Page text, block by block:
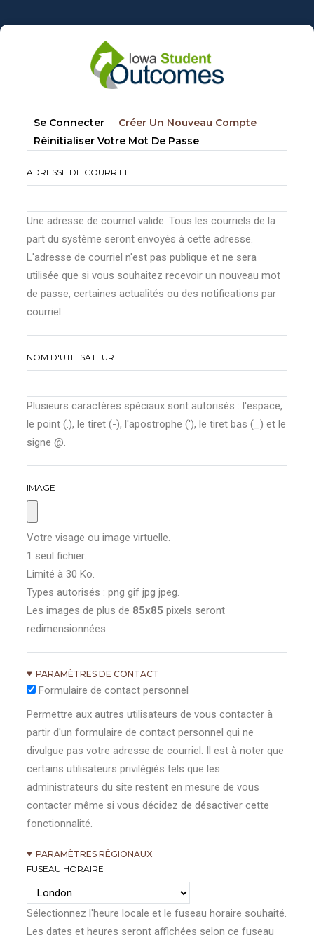
au
Onglets
principaux
Se Connecter Créer Un Nouveau Compte
Réinitialiser Votre Mot De Passe
ADRESSE DE COURRIEL
Une adresse de courriel valide. Tous les courriels de la
part du système seront envoyés à cette adresse.
L'adresse de courriel n'est pas publique et ne sera
utilisée que si vous souhaitez recevoir un nouveau mot
de passe, certaines actualités ou des notifications par
courriel.
NOM D'UTILISATEUR
Plusieurs caractères spéciaux sont autorisés : l'espace,
le point (.), le tiret (-), l'apostrophe ('), le tiret bas (_) et le
signe @.
IMAGE
Votre visage ou image virtuelle.
1 seul fichier.
Limité à 30 Ko.
Types autorisés : png gif jpg jpeg.
Les images de plus de 85x85 pixels seront
redimensionnées.
PARAMÈTRES DE CONTACT
Formulaire de contact personnel
Permettre aux autres utilisateurs de vous contacter à
partir d'un formulaire de contact personnel qui ne
divulgue pas votre adresse de courriel. Il est à noter que
certains utilisateurs privilégiés tels que les
administrateurs du site restent en mesure de vous
contacter même si vous décidez de désactiver cette
fonctionnalité.
PARAMÈTRES RÉGIONAUX
FUSEAU HORAIRE
Sélectionnez l'heure locale et le fuseau horaire souhaité.
Les dates et heures seront affichées selon ce fuseau